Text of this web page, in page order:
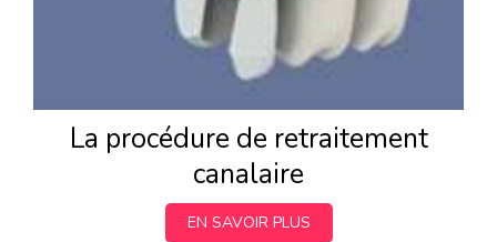
La procédure de retraitement
canalaire
EN SAVOIR PLUS